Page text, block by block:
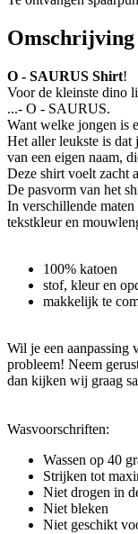
Omschrijving
O - SAURUS Shirt!
Voor de kleinste dino
...- O - SAURUS.
Want welke jongen is
Het aller leukste is
van een eigen naam,
Deze shirt voelt zacht
De pasvorm van het
In verschillende
tekstkleur en
100% katoen
stof, kleur en
makkelijk te
Wil je een aanpassing
probleem! Neem
dan kijken wij graag
Wasvoorschriften:
Wassen op 40
Strijken tot
Niet drogen in
Niet bleken
Niet geschikt